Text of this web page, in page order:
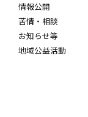
情報公開
苦情・相談
お知らせ等
地域公益活動